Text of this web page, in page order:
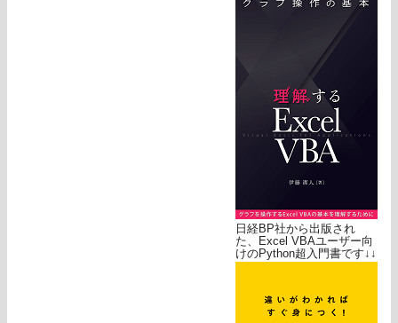
日経BP社から出版され
た、Excel VBAユーザー向
けのPython超入門書です↓↓